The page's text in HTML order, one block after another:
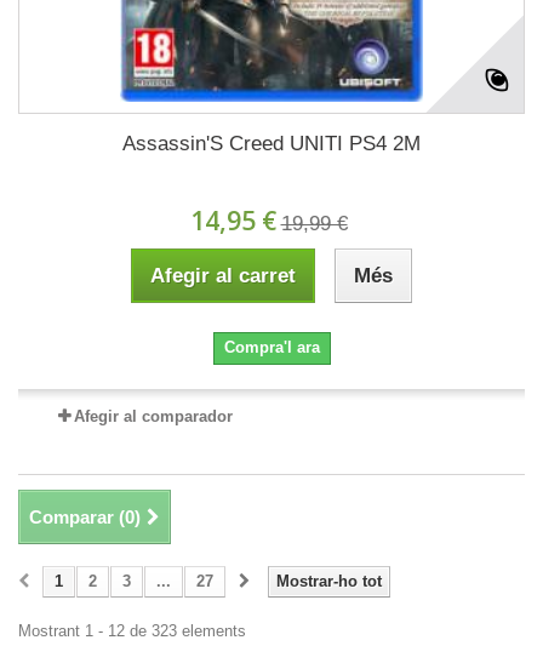
Assassin'S Creed UNITI PS4 2M
14,95 € 19,99 €
Afegir al carret Més
Compra'l ara
Afegir al comparador
Comparar (0)
Mostrar-ho tot
1 2 3 ... 27
Mostrant 1 - 12 de 323 elements